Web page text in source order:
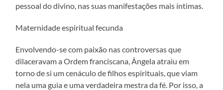
pessoal do divino, nas suas manifestações mais íntimas.
Maternidade espiritual fecunda
Envolvendo-se com paixão nas controversas que
dilaceravam a Ordem franciscana, Ângela atraiu em
torno de si um cenáculo de filhos espirituais, que viam
nela uma guia e uma verdadeira mestra da fé. Por isso, a